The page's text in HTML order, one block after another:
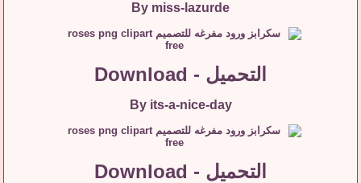
By miss-lazurde
التحميل - Download
By its-a-nice-day
التحميل - Download